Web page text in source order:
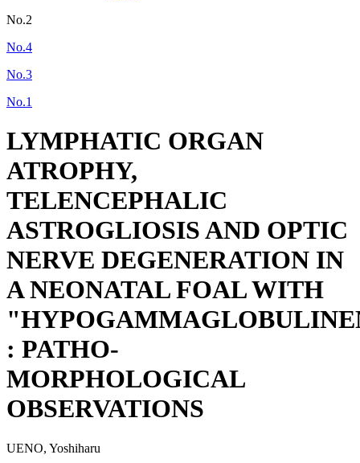
No.2
No.4
No.3
No.1
LYMPHATIC ORGAN
ATROPHY,
TELENCEPHALIC
ASTROGLIOSIS AND OPTIC
NERVE DEGENERATION IN
A NEONATAL FOAL WITH
: PATHO-
MORPHOLOGICAL
OBSERVATIONS
UENO, Yoshiharu